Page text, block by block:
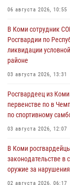
06 августа 2026, 10:55
В Коми сотрудник
Росгвардии по
ликвидации
районе
03 августа 2026, 13:31
Росгвардеец из
первенстве по в
по спортивному
03 августа 2026, 12:07
В Коми
законодательстве
оружие за нарушения
02 августа 2026, 06:17